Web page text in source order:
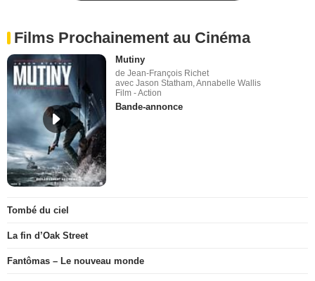
Films Prochainement au Cinéma
Mutiny
de Jean-François Richet
avec Jason Statham, Annabelle Wallis
Film - Action
Bande-annonce
Tombé du ciel
La fin d’Oak Street
Fantômas – Le nouveau monde